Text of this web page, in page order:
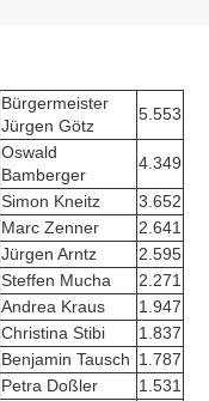
Bürgermeister
Jürgen Götz
5.553
Oswald
Bamberger
4.349
Simon Kneitz
3.652
Marc Zenner
2.641
Jürgen Arntz
2.595
Steffen Mucha
2.271
Andrea Kraus
1.947
Christina Stibi
1.837
Benjamin Tausch 1.787
Petra Doßler
1.531